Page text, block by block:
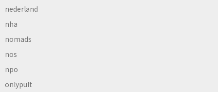
nederland
nha
nomads
nos
npo
onlypult